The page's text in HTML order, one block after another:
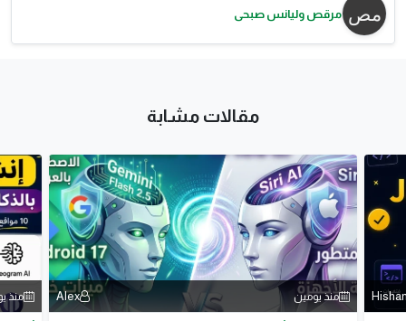
مرقص وليانس صبحى
مقالات مشابة
منذ يومين Alex منذ